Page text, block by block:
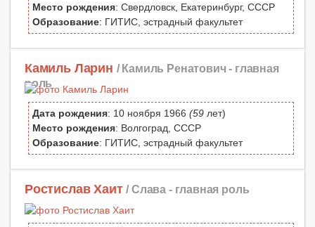
Место рождения: Свердловск, Екатеринбург, СССР
Образование: ГИТИС, эстрадный факультет
Камиль Ларин / Камиль Ренатович - главная
роль
Дата рождения: 10 ноября 1966 (59 лет)
Место рождения: Волгоград, СССР
Образование: ГИТИС, эстрадный факультет
Ростислав Хаит / Слава - главная роль